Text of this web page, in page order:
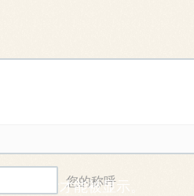
时间后才能被显示。
您的称呼